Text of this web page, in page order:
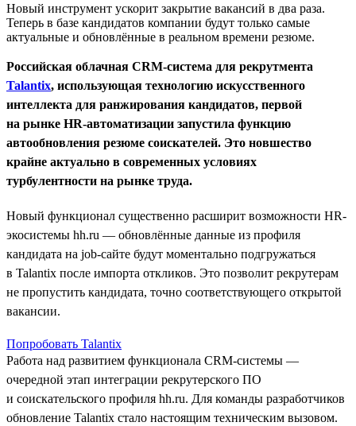
Новый инструмент ускорит закрытие вакансий в два раза.
Теперь в базе кандидатов компании будут только самые
актуальные и обновлённые в реальном времени резюме.
Российская облачная CRM-система для рекрутмента
Talantix, использующая технологию искусственного
интеллекта для ранжирования кандидатов, первой
на рынке HR-автоматизации запустила функцию
автообновления резюме соискателей. Это новшество
крайне актуально в современных условиях
турбулентности на рынке труда.
Новый функционал существенно расширит возможности HR-
экосистемы hh.ru — обновлённые данные из профиля
кандидата на job-сайте будут моментально подгружаться
в Talantix после импорта откликов. Это позволит рекрутерам
не пропустить кандидата, точно соответствующего открытой
вакансии.
Попробовать Talantix
Работа над развитием функционала CRM-системы —
очередной этап интеграции рекрутерского ПО
и соискательского профиля hh.ru. Для команды разработчиков
обновление Talantix стало настоящим техническим вызовом.